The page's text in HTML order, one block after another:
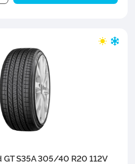
GT S35A 305/40 R20 112V